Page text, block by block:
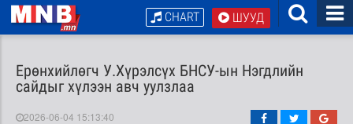
ШУУД
CHART
Ерөнхийлөгч У.Хүрэлсүх БНСУ-ын Нэгдлийн
сайдыг хүлээн авч уулзлаа
2026-06-04 15:13:40